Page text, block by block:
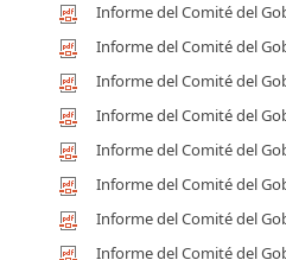
Informe del Comité del
Informe del Comité del
Informe del Comité del
Informe del Comité del
Informe del Comité del
Informe del Comité del
Informe del Comité del
Informe del Comité del